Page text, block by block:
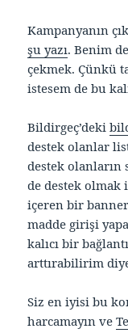
Kampanyanın
şu yazı. Benim
çekmek. Çünkü
istesem de bu
Bildirgeç’deki
destek olanlar
destek olanların
de destek olmak
içeren bir
madde girişi
kalıcı bir
arttırabilirim
Siz en iyisi bu
harcamayın ve